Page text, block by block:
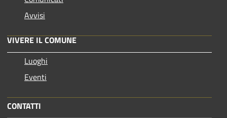
Avvisi
VIVERE IL COMUNE
Luoghi
Eventi
CONTATTI